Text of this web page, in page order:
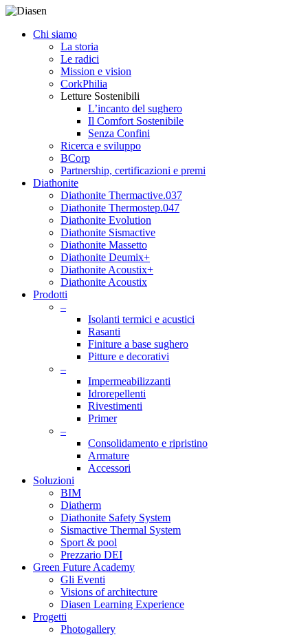
Chi siamo
La storia
Le radici
Mission e vision
CorkPhilia
Letture Sostenibili
L’incanto del sughero
Il Comfort Sostenibile
Senza Confini
Ricerca e sviluppo
BCorp
Partnership, certificazioni e premi
Diathonite
Diathonite Thermactive.037
Diathonite Thermostep.047
Diathonite Evolution
Diathonite Sismactive
Diathonite Massetto
Diathonite Deumix+
Diathonite Acoustix+
Diathonite Acoustix
Prodotti
–
Isolanti termici e acustici
Rasanti
Finiture a base sughero
Pitture e decorativi
–
Impermeabilizzanti
Idrorepellenti
Rivestimenti
Primer
–
Consolidamento e ripristino
Armature
Accessori
Soluzioni
BIM
Diatherm
Diathonite Safety System
Sismactive Thermal System
Sport & pool
Prezzario DEI
Green Future Academy
Gli Eventi
Visions of architecture
Diasen Learning Experience
Progetti
Photogallery